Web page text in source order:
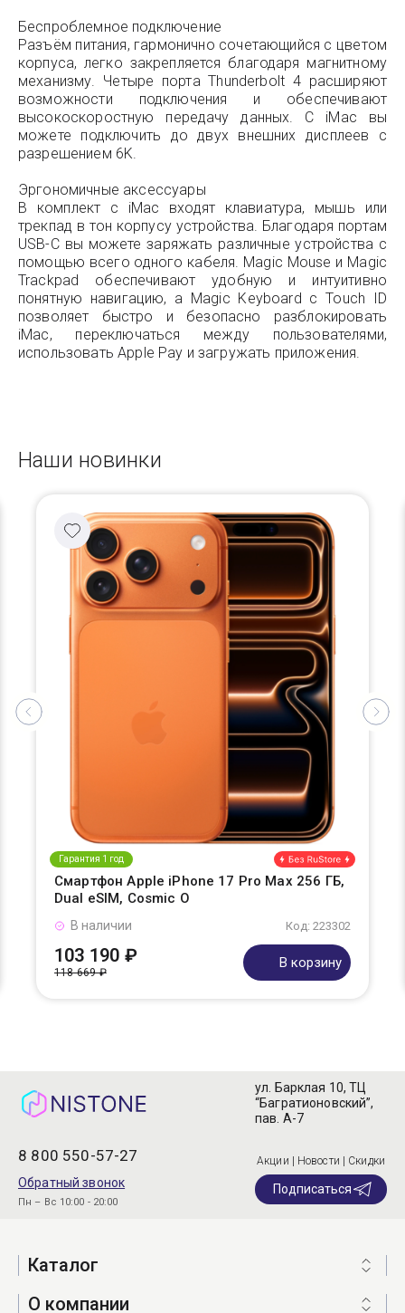
Беспроблемное подключение
Разъём питания, гармонично сочетающийся с цветом
корпуса, легко закрепляется благодаря магнитному
механизму. Четыре порта Thunderbolt 4 расширяют
возможности подключения и обеспечивают
высокоскоростную передачу данных. С iMac вы
можете подключить до двух внешних дисплеев с
разрешением 6K.
Эргономичные аксессуары
В комплект с iMac входят клавиатура, мышь или
трекпад в тон корпусу устройства. Благодаря портам
USB-C вы можете заряжать различные устройства с
помощью всего одного кабеля. Magic Mouse и Magic
Trackpad обеспечивают удобную и интуитивно
понятную навигацию, а Magic Keyboard с Touch ID
позволяет быстро и безопасно разблокировать
iMac, переключаться между пользователями,
использовать Apple Pay и загружать приложения.
Наши новинки
Гарантия 1 год
Смартфон Apple iPhone 17 Pro Max 256 ГБ,
Dual eSIM, Cosmic O
Код: 223302
В наличии
103 190 ₽
118 669 ₽
В корзину
8 800 550-57-27
Обратный звонок
Пн – Вс 10:00 - 20:00
ул. Барклая 10, ТЦ
“Багратионовский”,
пав. А-7
Акции | Новости | Скидки
Подписаться
Каталог
О компании